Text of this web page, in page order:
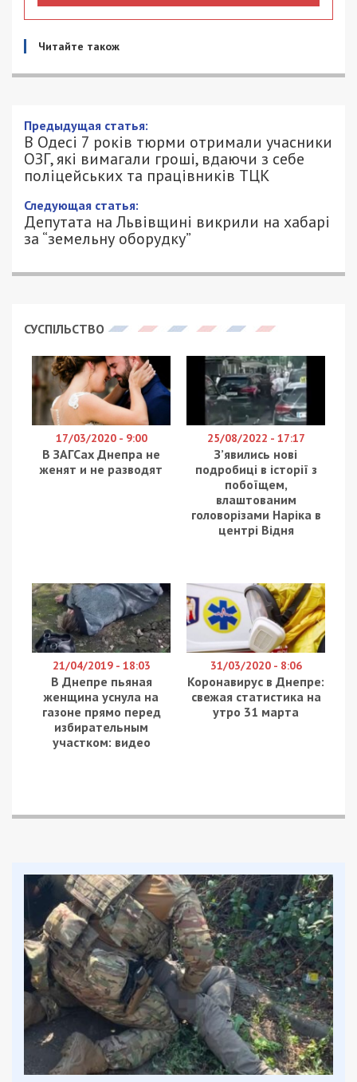
Читайте також
Предыдущая статья:
В Одесі 7 років тюрми отримали учасники
ОЗГ, які вимагали гроші, вдаючи з себе
поліцейських та працівників ТЦК
Следующая статья:
Депутата на Львівщині викрили на хабарі
за “земельну оборудку”
СУСПІЛЬСТВО
17/03/2020 - 9:00
В ЗАГСах Днепра не
женят и не разводят
25/08/2022 - 17:17
З’явились нові
подробиці в історії з
побоїщем,
влаштованим
головорізами Наріка в
центрі Відня
21/04/2019 - 18:03
В Днепре пьяная
женщина уснула на
газоне прямо перед
избирательным
участком: видео
31/03/2020 - 8:06
Коронавирус в Днепре:
свежая статистика на
утро 31 марта